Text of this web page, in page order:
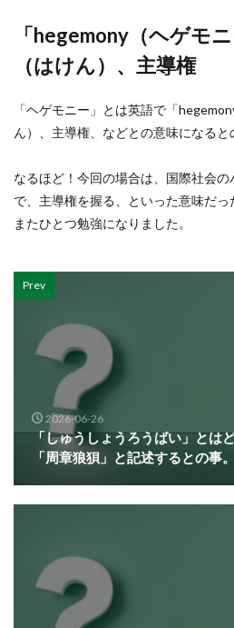
「hegemony（ヘゲモ
（はけん）、主導権
「ヘゲモニー」とは英語で「
ん）、主導権、などとの意味になると
なるほど！今回の場合は、国際社会
で、主導権を握る、といった意味だっ
またひとつ勉強になりました。
Prev
2026-06-26
「しゅうしょうろうばい」とは
「周章狼狽」と記述するとの事。